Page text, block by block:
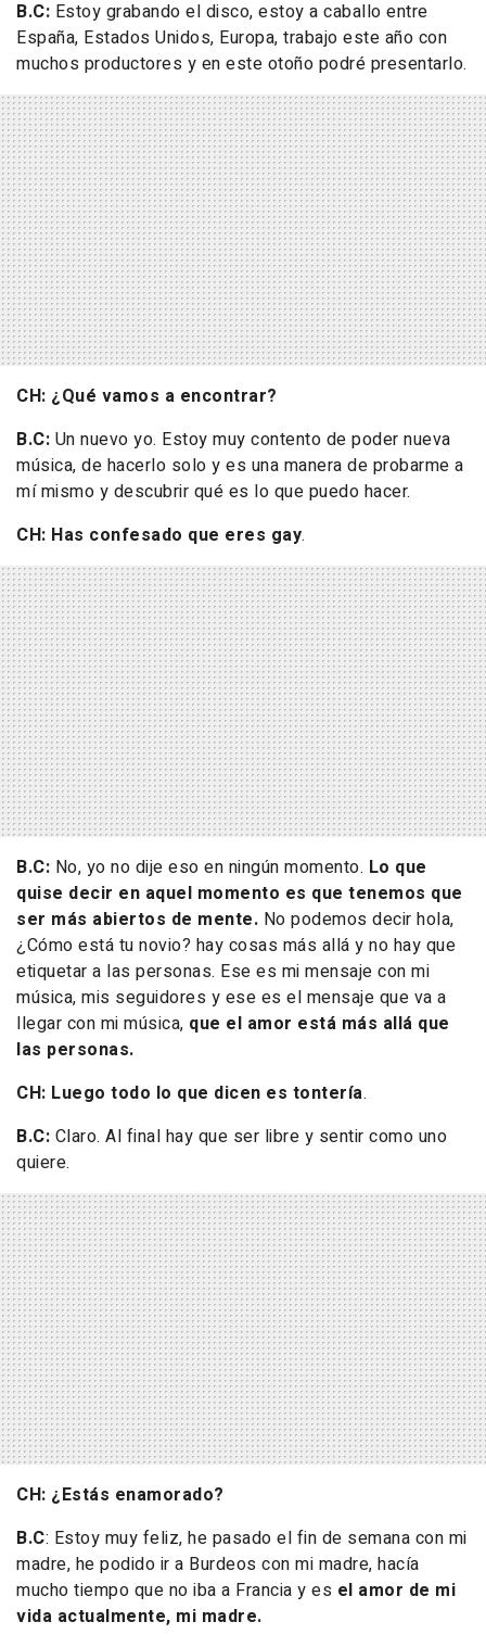
B.C: Estoy grabando el disco, estoy a caballo entre
España, Estados Unidos, Europa, trabajo este año con
muchos productores y en este otoño podré presentarlo.
CH: ¿Qué vamos a encontrar?
B.C: Un nuevo yo. Estoy muy contento de poder nueva
música, de hacerlo solo y es una manera de probarme a
mí mismo y descubrir qué es lo que puedo hacer.
CH: Has confesado que eres gay.
B.C: No, yo no dije eso en ningún momento. Lo que
quise decir en aquel momento es que tenemos que
ser más abiertos de mente. No podemos decir hola,
¿Cómo está tu novio? hay cosas más allá y no hay que
etiquetar a las personas. Ese es mi mensaje con mi
música, mis seguidores y ese es el mensaje que va a
llegar con mi música, que el amor está más allá que
las personas.
CH: Luego todo lo que dicen es tontería.
B.C: Claro. Al final hay que ser libre y sentir como uno
quiere.
CH: ¿Estás enamorado?
B.C: Estoy muy feliz, he pasado el fin de semana con mi
madre, he podido ir a Burdeos con mi madre, hacía
mucho tiempo que no iba a Francia y es el amor de mi
vida actualmente, mi madre.